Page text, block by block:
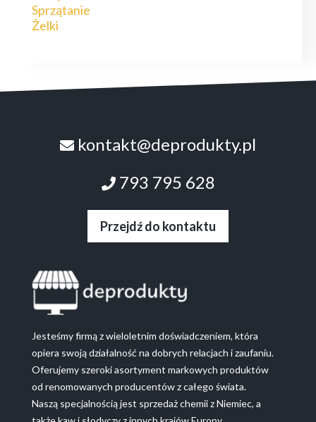
Sprzątanie
Żelki
kontakt@deprodukty.pl
793 795 628
Przejdź do kontaktu
Jesteśmy firmą z wieloletnim doświadczeniem, która
opiera swoją działalność na dobrych relacjach i zaufaniu.
Oferujemy szeroki asortyment markowych produktów
od renomowanych producentów z całego świata.
Naszą specjalnością jest sprzedaż chemii z Niemiec, a